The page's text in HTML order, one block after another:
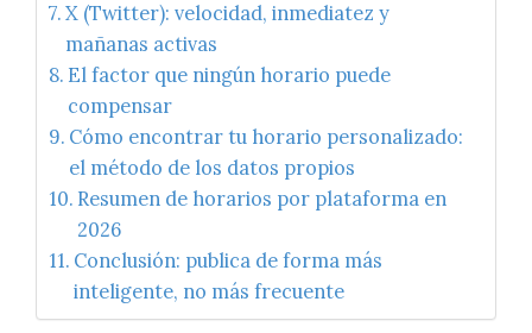
X (Twitter): velocidad, inmediatez y
mañanas activas
El factor que ningún horario puede
compensar
Cómo encontrar tu horario personalizado:
el método de los datos propios
Resumen de horarios por plataforma en
2026
Conclusión: publica de forma más
inteligente, no más frecuente